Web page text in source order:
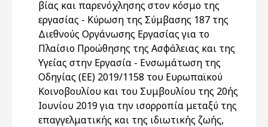
βίας και παρενόχλησης στον κόσμο της
εργασίας - Κύρωση της Σύμβασης 187 της
Διεθνούς Οργάνωσης Εργασίας για τo
Πλαίσιο Προώθησης της Ασφάλειας και της
Υγείας στην Εργασία - Ενσωμάτωση της
Οδηγίας (ΕΕ) 2019/1158 του Ευρωπαϊκού
Κοινοβουλίου και του Συμβουλίου της 20ής
Ιουνίου 2019 για την ισορροπία μεταξύ της
επαγγελματικής και της ιδιωτικής ζωής,